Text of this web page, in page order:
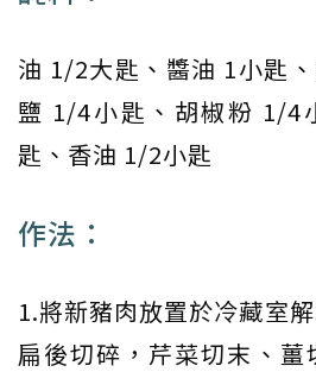
油 1/2大匙、醬油 1小匙
鹽 1/4小匙、胡椒粉 1/4
匙、香油 1/2小匙
作法：
1.將新豬肉放置於冷藏室
扁後切碎，芹菜切末、薑